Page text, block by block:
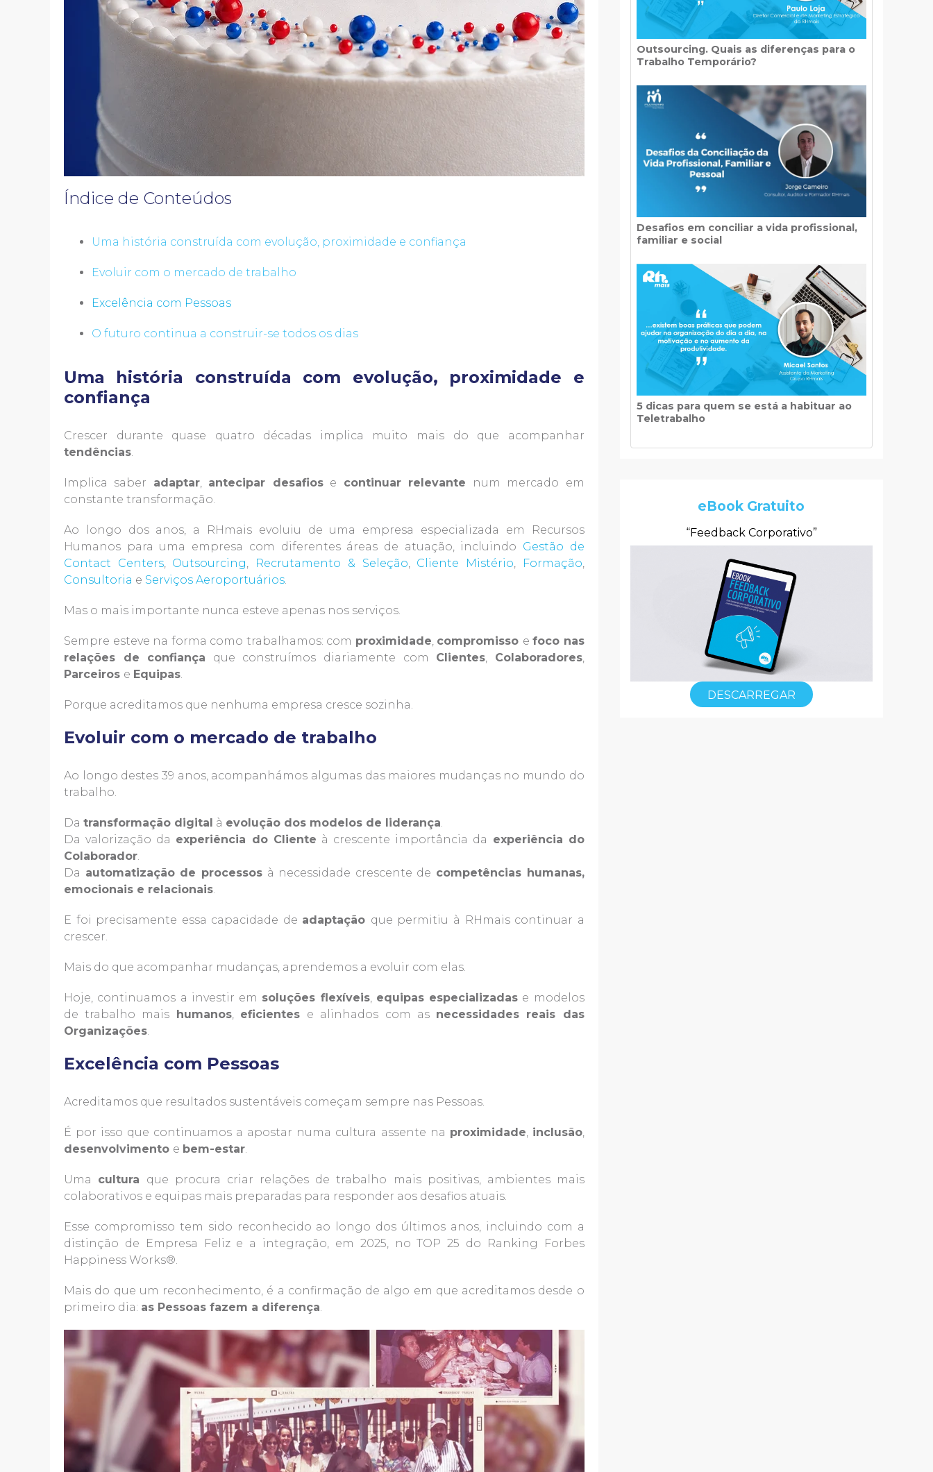
Índice de Conteúdos
Uma história construída com evolução, proximidade e confiança
Evoluir com o mercado de trabalho
Excelência com Pessoas
O futuro continua a construir-se todos os dias
Uma história construída com evolução, proximidade e
confiança
Crescer durante quase quatro décadas implica muito mais do que acompanhar
tendências
Implica saber adaptar, antecipar desafiose continuar relevante num mercado em
constante transformação.
Ao longo dos anos, a RHmais evoluiu de uma empresa especializada em Recursos
Humanos para uma empresa com diferentes áreas de atuação, incluindo Gestão de
Contact Centers, Outsourcing Recrutamento & Seleção Cliente Mistério Formação
Consultoria e Serviços Aeroportuários
Mas o mais importante nunca esteve apenas nos serviços.
Sempre esteve na forma como trabalhamos: com proximidade compromisso efoco nas
relações de confiança que construímos diariamente com Clientes Colaboradores,
Parceiros e Equipas
Porque acreditamos que nenhuma empresa cresce sozinha.
Evoluir com o mercado de trabalho
Ao longo destes 39 anos, acompanhámos algumas das maiores mudanças no mundo do
trabalho.
Da transformação digital à evolução dos modelos de liderança
Da valorização da experiência do Cliente à crescente importância da experiência do
Colaborador
Da automatização de processosà necessidade crescente de competências humanas,
emocionais e relacionais
E foi precisamente essa capacidade de adaptação que permitiu à RHmais continuar a
crescer.
Mais do que acompanhar mudanças, aprendemos a evoluir com elas.
Hoje, continuamos a investir em soluções flexíveis, equipas especializadas e modelos
de trabalho mais humanos, eficientes e alinhados com as necessidades reais das
Organizações
Excelência com Pessoas
Acreditamos que resultados sustentáveis começam sempre nas Pessoas.
É por isso que continuamos a apostar numa cultura assente na proximidade inclusão,
desenvolvimento e bem-estar
Uma cultura que procura criar relações de trabalho mais positivas, ambientes mais
colaborativos e equipas mais preparadas para responder aos desafios atuais.
Esse compromisso tem sido reconhecido ao longo dos últimos anos, incluindo com a
distinção de Empresa Feliz e a integração, em 2025, no TOP 25 do Ranking Forbes
Happiness Works®.
Mais do que um reconhecimento, é a confirmação de algo em que acreditamos desde o
primeiro dia: as Pessoas fazem a diferença
Outsourcing. Quais as diferenças para o
Trabalho Temporário?
Desafios em conciliar a vida profissional,
familiar e social
5 dicas para quem se está a habituar ao
Teletrabalho
eBook Gratuito
“Feedback Corporativo”
DESCARREGAR